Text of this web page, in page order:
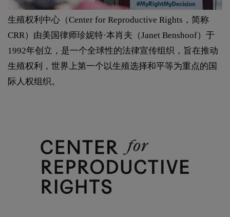
生殖权利中心（Center for Reproductive Rights，简称
CRR）由美国律师珍妮特·本肖夫（Janet Benshoof）于
1992年创立，是一个全球性的法律宣传组织，旨在推动
生殖权利，世界上第一个以生殖选择和平等为重点的国
际人权组织。